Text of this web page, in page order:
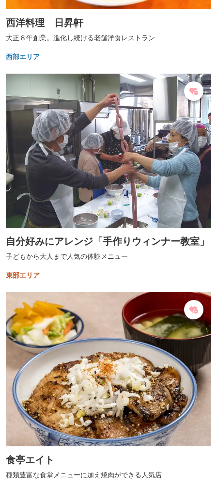
西洋料理 日昇軒
大正８年創業。進化し続ける老舗洋食レストラン
西部エリア
自分好みにアレンジ「手作りウィンナー教室」
子どもから大人まで人気の体験メニュー
東部エリア
食亭エイト
種類豊富な食堂メニューに加え焼肉ができる人気店